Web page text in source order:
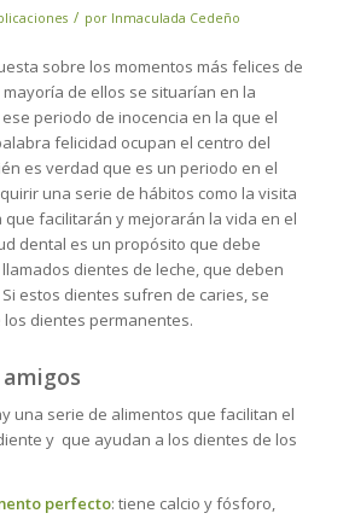
/ por Inmaculada Cedeño
sobre los momentos más felices de
de ellos se situarían en la
periodo de inocencia en la que el
felicidad ocupan el centro del
es verdad que es un periodo en el
una serie de hábitos como la visita
facilitarán y mejorarán la vida en el
dental es un propósito que debe
dientes de leche, que deben
estos dientes sufren de caries, se
los dientes permanentes.
una serie de alimentos que facilitan el
y que ayudan a los dientes de los
perfecto: tiene calcio y fósforo,